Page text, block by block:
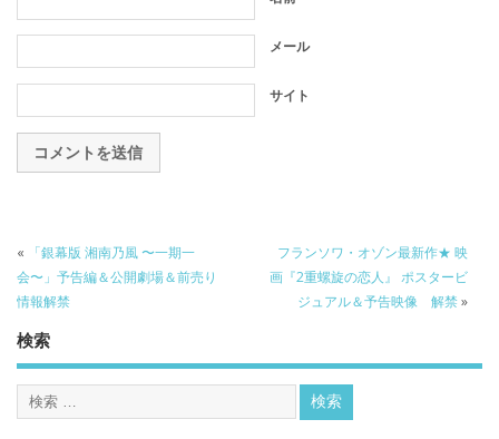
メール
サイト
«
「銀幕版 湘南乃風 〜一期一
会〜」予告編＆公開劇場＆前売り
情報解禁
フランソワ・オゾン最新作★ 映
画『2重螺旋の恋人』 ポスタービ
ジュアル＆予告映像 解禁»
検索